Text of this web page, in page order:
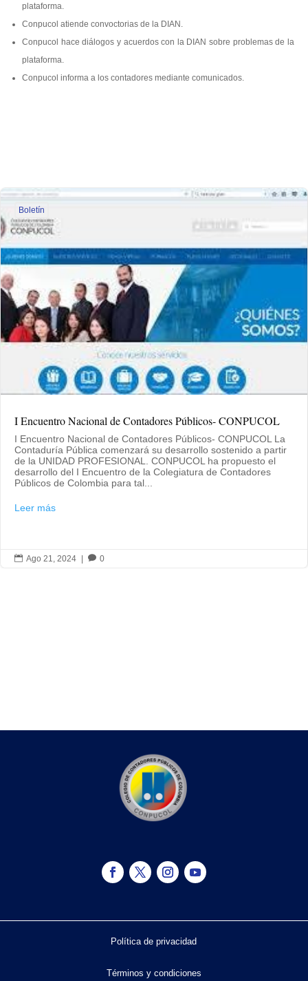
plataforma.
Conpucol atiende convoctorias de la DIAN.
Conpucol hace diálogos y acuerdos con la DIAN sobre problemas de la
plataforma.
Conpucol informa a los contadores mediante comunicados.
Boletín
I Encuentro Nacional de Contadores Públicos- CONPUCOL
I Encuentro Nacional de Contadores Públicos- CONPUCOL La
Contaduría Pública comenzará su desarrollo sostenido a partir
de la UNIDAD PROFESIONAL. CONPUCOL ha propuesto el
desarrollo del I Encuentro de la Colegiatura de Contadores
Públicos de Colombia para tal...
Leer más
 Ago 21, 2024 |  0
Política de privacidad
Términos y condiciones